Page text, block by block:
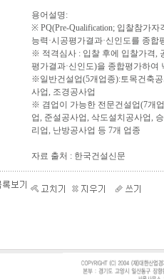
용어설명:
※ PQ(Pre-Qualification; 입찰참가
능력·시공평가결과·신인도를 종
※ 적격심사 : 입찰 후에 입찰가격,
평가결과·신인도)을 종합평가하여
※일반건설업(5개업종):토목건축
사업, 조경공사업
※ 겸업이 가능한 전문건설업(7개
업, 준설공사업, 삭도설치공사업,
리업, 난방공사업 등 7개 업종
자료 출처 : 한국건설신문